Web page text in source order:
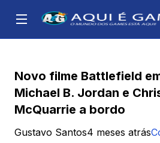
Novo filme Battlefield
Michael B. Jordan e
McQuarrie a bordo
Gustavo Santos4 meses atrás